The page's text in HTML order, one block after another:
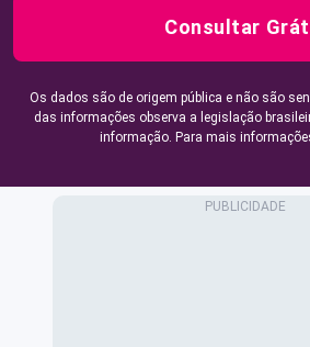
Consultar
Os dados são de origem pública e não são
das informações observa a legislação
informação. Para mais